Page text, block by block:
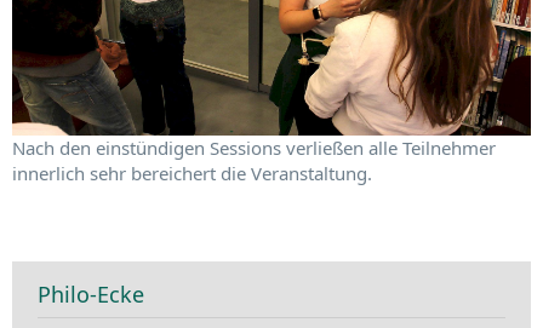
Nach den einstündigen Sessions verließen alle Teilnehmer
innerlich sehr bereichert die Veranstaltung.
Philo-Ecke